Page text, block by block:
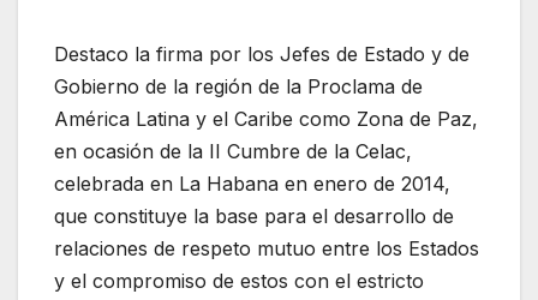
Destaco la firma por los Jefes de Estado y de
Gobierno de la región de la Proclama de
América Latina y el Caribe como Zona de Paz,
en ocasión de la II Cumbre de la Celac,
celebrada en La Habana en enero de 2014,
que constituye la base para el desarrollo de
relaciones de respeto mutuo entre los Estados
y el compromiso de estos con el estricto